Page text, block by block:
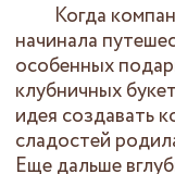
Когда
начинала
особенных
клубничных
идея создавать
сладостей
Еще дальше